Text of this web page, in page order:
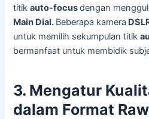
titikauto-focusdengan
Main Dial. Beberapa kamera
untuk memilih sekumpulan titik
bermanfaat untuk membidik
3. Mengatur
dalam Format Raw